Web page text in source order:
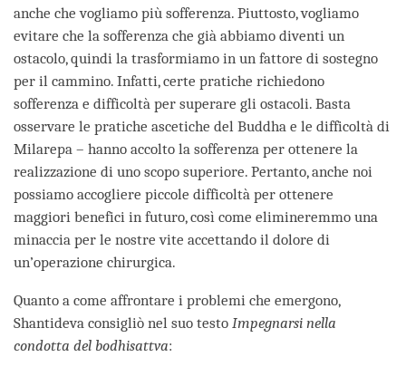
anche che vogliamo più sofferenza. Piuttosto, vogliamo
evitare che la sofferenza che già abbiamo diventi un
ostacolo, quindi la trasformiamo in un fattore di sostegno
per il cammino. Infatti, certe pratiche richiedono
sofferenza e difficoltà per superare gli ostacoli. Basta
osservare le pratiche ascetiche del Buddha e le difficoltà di
Milarepa – hanno accolto la sofferenza per ottenere la
realizzazione di uno scopo superiore. Pertanto, anche noi
possiamo accogliere piccole difficoltà per ottenere
maggiori benefici in futuro, così come elimineremmo una
minaccia per le nostre vite accettando il dolore di
un’operazione chirurgica.
Quanto a come affrontare i problemi che emergono,
Shantideva consigliò nel suo testo Impegnarsi nella
condotta del bodhisattva: